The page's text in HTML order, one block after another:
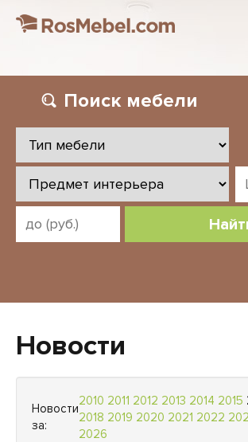
Поиск мебели
Новости
Новости
за:
2010 2011 2012 2013 2014 2015
2018 2019 2020 2021 2022
2026